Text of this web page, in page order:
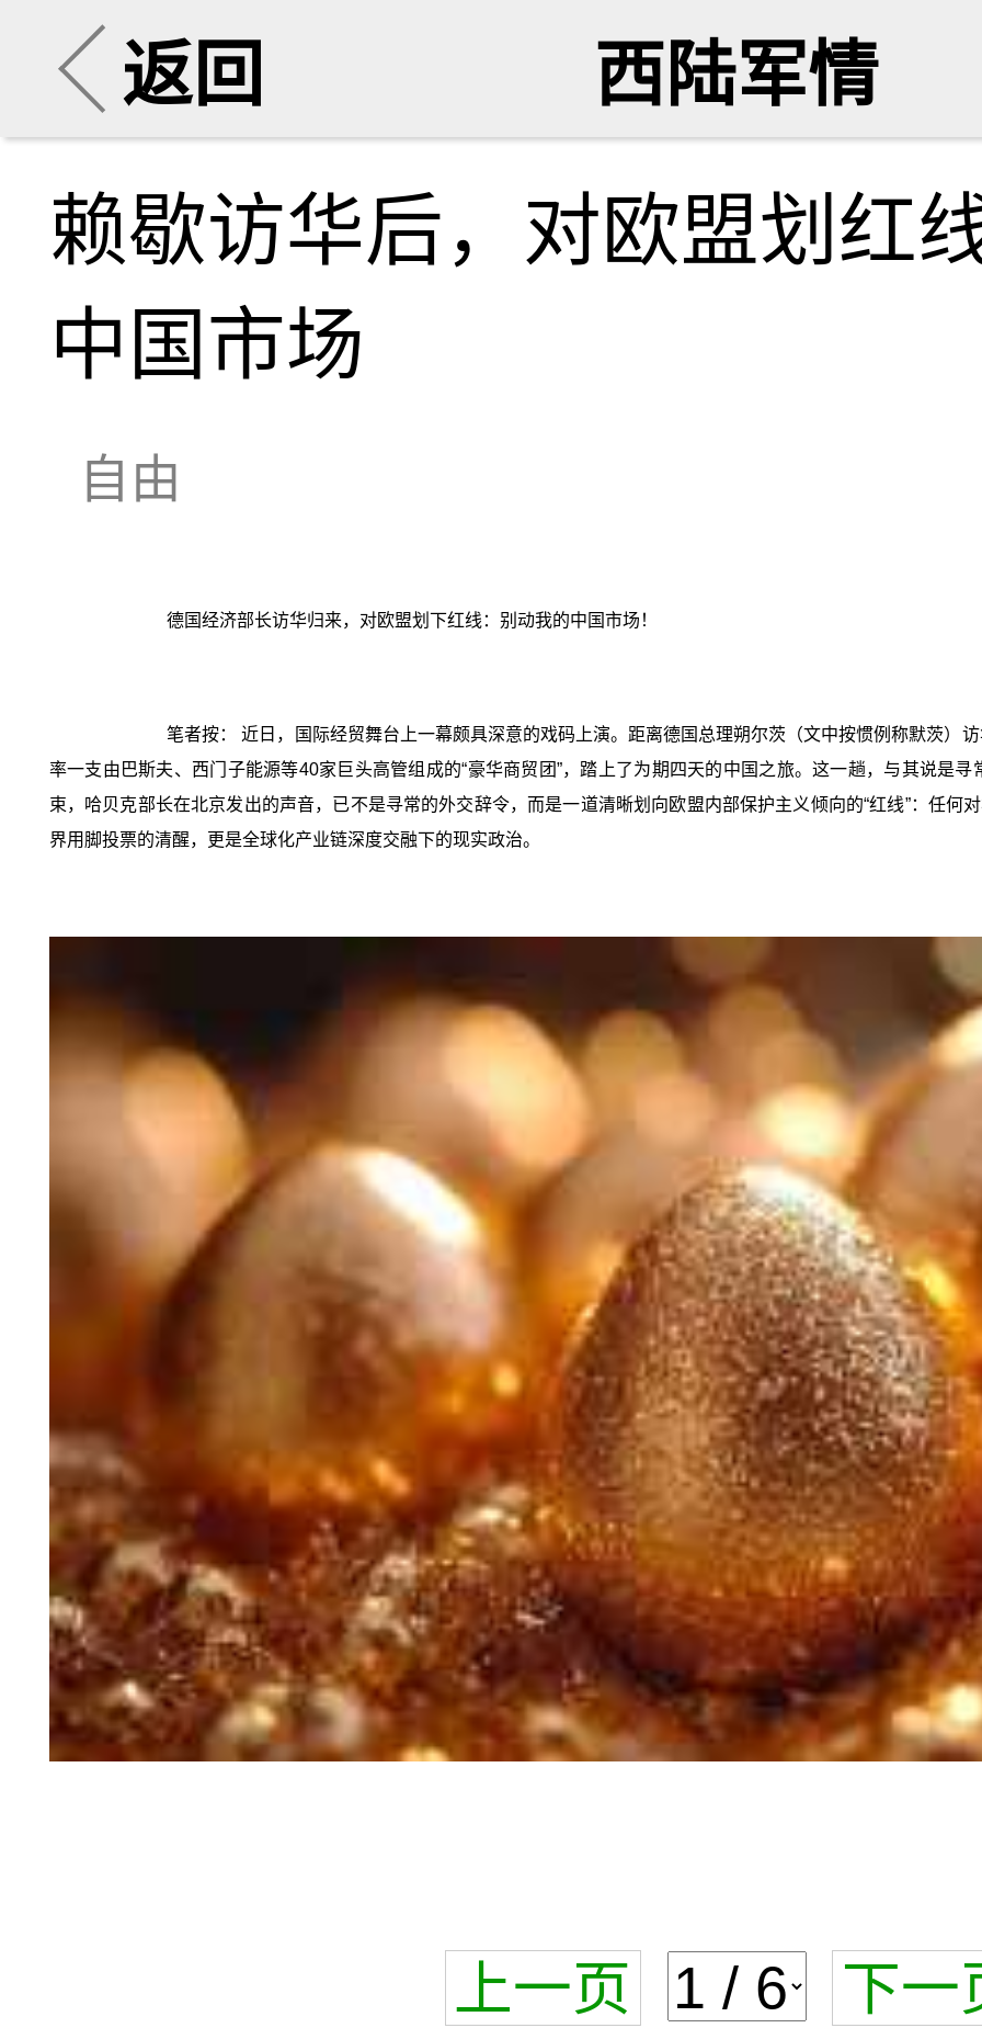
返回 西陆军情
赖歇访华后，对欧盟划红
中国市场
自由
德国经济部长访华归来，对欧盟划下红线：别动我的中国市场！
笔者按： 近日，国际经贸舞台上一幕颇具深意的戏码上演。距离德国总理朔尔茨（文中按惯例称默茨）
率一支由巴斯夫、西门子能源等40家巨头高管组成的“豪华商贸团”，踏上了为期四天的中国之旅。这一趟，与其说是寻
束，哈贝克部长在北京发出的声音，已不是寻常的外交辞令，而是一道清晰划向欧盟内部保护主义倾向的“红线”：任何
界用脚投票的清醒，更是全球化产业链深度交融下的现实政治。
上一页 下一